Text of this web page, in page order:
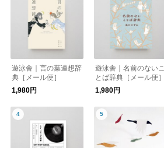
遊泳舎｜言の葉連想辞
典［メール便］
1,980円
遊泳舎｜名前のないこ
とば辞典［メール便］
1,980円